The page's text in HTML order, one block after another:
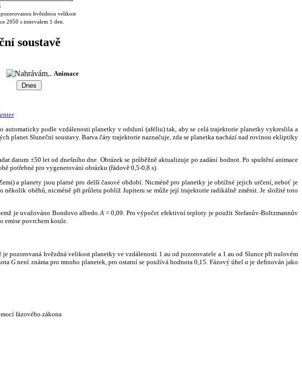
hvězdnou velikost
2050 s intervalem 1 den.
soustavě
Animace
podle vzdálenosti planetky v odsluní (aféliu) tak, aby se celá trajektorie planetky vykreslila a
Sluneční soustavy. Barva čáry trajektorie naznačuje, zda se planetka nachází nad rovinou ekliptiky
datum ±50 let od dnešního dne. Obrázek se průběžně aktualizuje po zadání hodnot. Po spuštění animace
potřebné pro vygenerování obrázku (řádově 0,5-0,8 s).
a planety jsou platné pro delší časové období. Nicméně pro planetky je obtížné jejich určení, neboť je
několik oběhů, nicméně při průletu poblíž Jupiteru se může její trajektorie radikálně změnit. Je složité toto
je uvažováno Bondovo albedo A = 0,09. Pro výpočet efektivní teploty je použit Stefanův-Boltzmannův
emise povrchem koule.
pozorovaná hvězdná velikost planetky ve vzdálenosti 1 au od pozorovatele a 1 au od Slunce při nulovém
G není známa pro mnoho planetek, pro ostatní se používá hodnota 0,15. Fázový úhelα je definován jako
fázového zákona